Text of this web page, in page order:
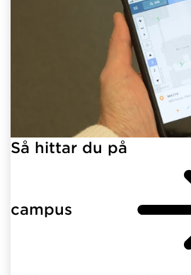
Så hittar du på
campus